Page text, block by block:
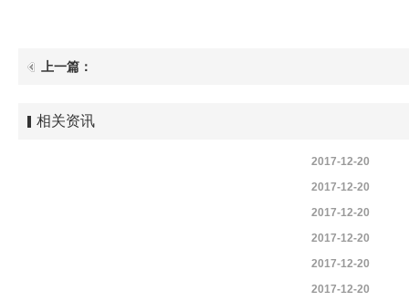
上一篇：
相关资讯
2017-12-20
2017-12-20
2017-12-20
2017-12-20
2017-12-20
2017-12-20